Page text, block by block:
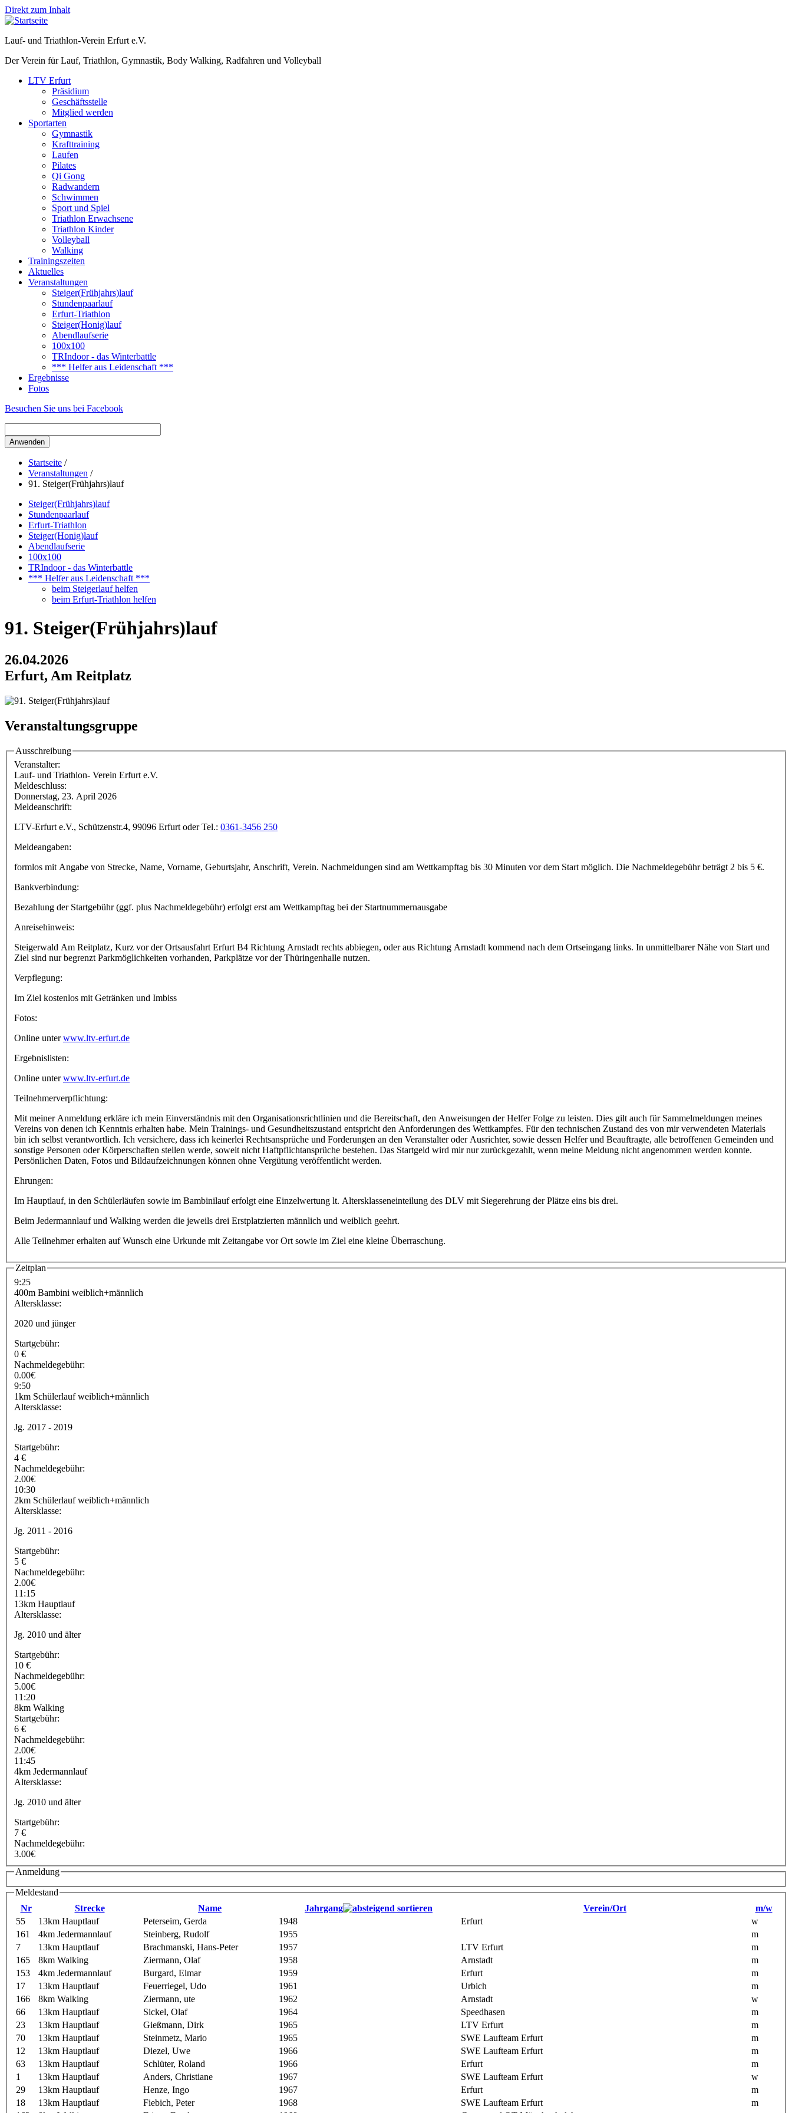
Direkt zum Inhalt
Lauf- und Triathlon-Verein Erfurt e.V.
Der Verein für Lauf, Triathlon, Gymnastik, Body Walking, Radfahren und Volleyball
LTV Erfurt
Präsidium
Geschäftsstelle
Mitglied werden
Sportarten
Gymnastik
Krafttraining
Laufen
Pilates
Qi Gong
Radwandern
Schwimmen
Sport und Spiel
Triathlon Erwachsene
Triathlon Kinder
Volleyball
Walking
Trainingszeiten
Aktuelles
Veranstaltungen
Steiger(Frühjahrs)lauf
Stundenpaarlauf
Erfurt-Triathlon
Steiger(Honig)lauf
Abendlaufserie
100x100
TRIndoor - das Winterbattle
*** Helfer aus Leidenschaft ***
Ergebnisse
Fotos
Besuchen Sie uns bei Facebook
Startseite /
Veranstaltungen /
91. Steiger(Frühjahrs)lauf
Steiger(Frühjahrs)lauf
Stundenpaarlauf
Erfurt-Triathlon
Steiger(Honig)lauf
Abendlaufserie
100x100
TRIndoor - das Winterbattle
*** Helfer aus Leidenschaft ***
beim Steigerlauf helfen
beim Erfurt-Triathlon helfen
91. Steiger(Frühjahrs)lauf
26.04.2026
Erfurt, Am Reitplatz
Veranstaltungsgruppe
Ausschreibung
Veranstalter:
Lauf- und Triathlon- Verein Erfurt e.V.
Meldeschluss:
Donnerstag, 23. April 2026
Meldeanschrift:
LTV-Erfurt e.V., Schützenstr.4, 99096 Erfurt oder Tel.: 0361-3456 250
Meldeangaben:
formlos mit Angabe von Strecke, Name, Vorname, Geburtsjahr, Anschrift, Verein. Nachmeldungen sind am Wettkampftag bis 30 Minuten vor dem Start möglich. Die Nachmeldegebühr beträgt 2 bis 5 €.
Bankverbindung:
Bezahlung der Startgebühr (ggf. plus Nachmeldegebühr) erfolgt erst am Wettkampftag bei der Startnummernausgabe
Anreisehinweis:
Steigerwald Am Reitplatz, Kurz vor der Ortsausfahrt Erfurt B4 Richtung Arnstadt rechts abbiegen, oder aus Richtung Arnstadt kommend nach dem Ortseingang links. In unmittelbarer Nähe von Start und
Ziel sind nur begrenzt Parkmöglichkeiten vorhanden, Parkplätze vor der Thüringenhalle nutzen.
Verpflegung:
Im Ziel kostenlos mit Getränken und Imbiss
Fotos:
Online unterwww.ltv-erfurt.de
Ergebnislisten:
Online unterwww.ltv-erfurt.de
Teilnehmerverpflichtung:
Mit meiner Anmeldung erkläre ich mein Einverständnis mit den Organisationsrichtlinien und die Bereitschaft, den Anweisungen der Helfer Folge zu leisten. Dies gilt auch für Sammelmeldungen meines
Vereins von denen ich Kenntnis erhalten habe. Mein Trainings- und Gesundheitszustand entspricht den Anforderungen des Wettkampfes. Für den technischen Zustand des von mir verwendeten Materials
bin ich selbst verantwortlich. Ich versichere, dass ich keinerlei Rechtsansprüche und Forderungen an den Veranstalter oder Ausrichter, sowie dessen Helfer und Beauftragte, alle betroffenen Gemeinden und
sonstige Personen oder Körperschaften stellen werde, soweit nicht Haftpflichtansprüche bestehen. Das Startgeld wird mir nur zurückgezahlt, wenn meine Meldung nicht angenommen werden konnte.
Persönlichen Daten, Fotos und Bildaufzeichnungen können ohne Vergütung veröffentlicht werden.
Ehrungen:
Im Hauptlauf, in den Schülerläufen sowie im Bambinilauf erfolgt eine Einzelwertung lt. Altersklasseneinteilung des DLV mit Siegerehrung der Plätze eins bis drei.
Beim Jedermannlauf und Walking werden die jeweils drei Erstplatzierten männlich und weiblich geehrt.
Alle Teilnehmer erhalten auf Wunsch eine Urkunde mit Zeitangabe vor Ort sowie im Ziel eine kleine Überraschung.
Zeitplan
9:25
400m Bambini weiblich+männlich
Altersklasse:
2020 und jünger
Startgebühr:
0 €
Nachmeldegebühr:
0.00€
9:50
1km Schülerlauf weiblich+männlich
Altersklasse:
Jg. 2017 - 2019
Startgebühr:
4 €
Nachmeldegebühr:
2.00€
10:30
2km Schülerlauf weiblich+männlich
Altersklasse:
Jg. 2011 - 2016
Startgebühr:
5 €
Nachmeldegebühr:
2.00€
11:15
13km Hauptlauf
Altersklasse:
Jg. 2010 und älter
Startgebühr:
10 €
Nachmeldegebühr:
5.00€
11:20
8km Walking
Startgebühr:
6 €
Nachmeldegebühr:
2.00€
11:45
4km Jedermannlauf
Altersklasse:
Jg. 2010 und älter
Startgebühr:
7 €
Nachmeldegebühr:
3.00€
Anmeldung
Meldestand
Nr
Strecke Name Jahrgang Verein/Ort
m/w
55
13km Hauptlauf Peterseim, Gerda 1948 Erfurt
w
161
4km Jedermannlauf Steinberg, Rudolf 1955
m
7
13km Hauptlauf Brachmanski, Hans-Peter 1957 LTV Erfurt
m
165
8km Walking Ziermann, Olaf 1958 Arnstadt
m
153
4km Jedermannlauf Burgard, Elmar 1959 Erfurt
m
17
13km Hauptlauf Feuerriegel, Udo 1961 Urbich
m
166
8km Walking Ziermann, ute 1962 Arnstadt
w
66
13km Hauptlauf Sickel, Olaf 1964 Speedhasen
m
23
13km Hauptlauf Gießmann, Dirk 1965 LTV Erfurt
m
70
13km Hauptlauf Steinmetz, Mario 1965 SWE Laufteam Erfurt
m
12
13km Hauptlauf Diezel, Uwe 1966 SWE Laufteam Erfurt
m
63
13km Hauptlauf Schlüter, Roland 1966 Erfurt
m
1
13km Hauptlauf Anders, Christiane 1967 SWE Laufteam Erfurt
w
29
13km Hauptlauf Henze, Ingo 1967 Erfurt
m
18
13km Hauptlauf Fiebich, Peter 1968 SWE Laufteam Erfurt
m